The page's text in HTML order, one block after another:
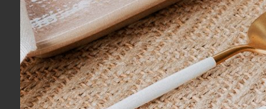
Informações do
Marca: Pip Studio
Coleção: Heritage
Cor: Rosa/ Estampado